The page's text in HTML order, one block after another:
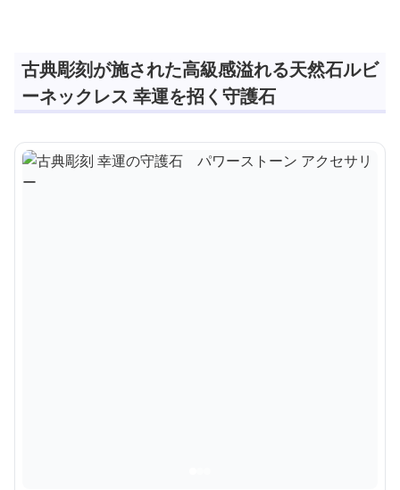
古典彫刻が施された高級感溢れる天然石ルビ
ーネックレス 幸運を招く守護石